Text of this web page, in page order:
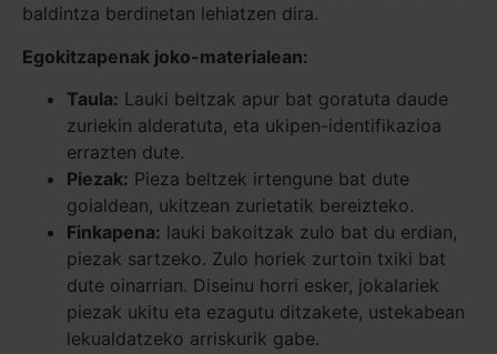
baldintza berdinetan lehiatzen dira.
Egokitzapenak joko-materialean:
Taula: Lauki beltzak apur bat goratuta daude
zuriekin alderatuta, eta ukipen-identifikazioa
errazten dute.
Piezak: Pieza beltzek irtengune bat dute
goialdean, ukitzean zurietatik bereizteko.
Finkapena: lauki bakoitzak zulo bat du erdian,
piezak sartzeko. Zulo horiek zurtoin txiki bat
dute oinarrian. Diseinu horri esker, jokalariek
piezak ukitu eta ezagutu ditzakete, ustekabean
lekualdatzeko arriskurik gabe.